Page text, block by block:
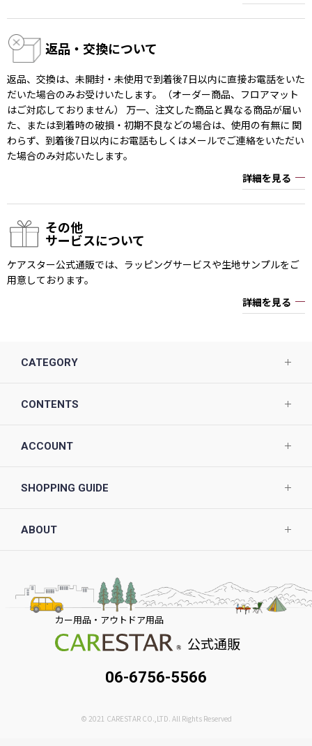
返品・交換について
返品、交換は、未開封・未使用で到着後7日以内に直接お電話をいた
だいた場合のみお受けいたします。（オーダー商品、フロアマット
はご対応しておりません） 万一、注文した商品と異なる商品が届い
た、または到着時の破損・初期不良などの場合は、使用の有無に 関
わらず、到着後7日以内にお電話もしくはメールでご連絡をいただい
た場合のみ対応いたします。
詳細を見る
その他
サービスについて
ケアスター公式通販では、ラッピングサービスや生地サンプルをご
用意しております。
詳細を見る
CATEGORY
CONTENTS
ACCOUNT
SHOPPING GUIDE
ABOUT
カー用品・アウトドア用品
公式通販
06-6756-5566
© 2021 CARESTAR CO.,LTD. All Rights Reserved